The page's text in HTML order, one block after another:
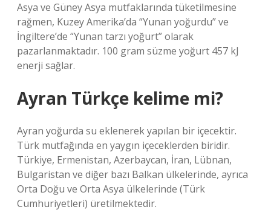
Asya ve Güney Asya mutfaklarında tüketilmesine
rağmen, Kuzey Amerika’da “Yunan yoğurdu” ve
İngiltere’de “Yunan tarzı yoğurt” olarak
pazarlanmaktadır. 100 gram süzme yoğurt 457 kJ
enerji sağlar.
Ayran Türkçe kelime mi?
Ayran yoğurda su eklenerek yapılan bir içecektir.
Türk mutfağında en yaygın içeceklerden biridir.
Türkiye, Ermenistan, Azerbaycan, İran, Lübnan,
Bulgaristan ve diğer bazı Balkan ülkelerinde, ayrıca
Orta Doğu ve Orta Asya ülkelerinde (Türk
Cumhuriyetleri) üretilmektedir.